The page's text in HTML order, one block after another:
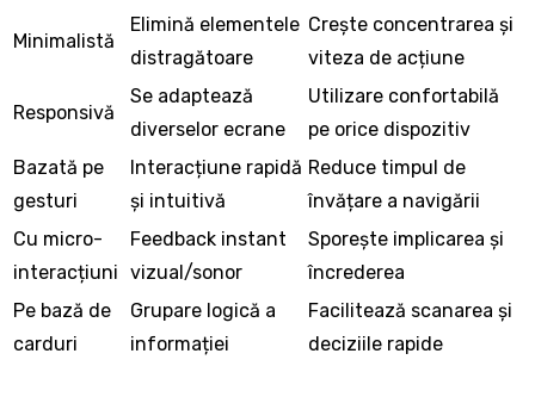
Minimalistă
Elimină elementele
distragătoare
Crește concentrarea și
viteza de acțiune
Responsivă
Se adaptează
diverselor ecrane
Utilizare confortabilă
pe orice dispozitiv
Bazată pe
gesturi
Interacțiune rapidă
și intuitivă
Reduce timpul de
învățare a navigării
Cu micro-
interacțiuni
Feedback instant
vizual/sonor
Sporește implicarea și
încrederea
Pe bază de
carduri
Grupare logică a
informației
Facilitează scanarea și
deciziile rapide